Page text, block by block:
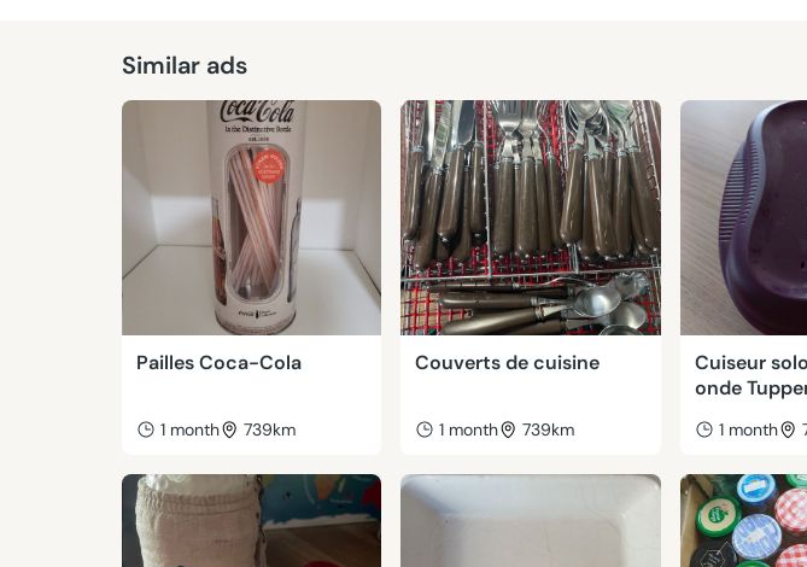
Similar ads
Pailles Coca-Cola
1 month 739km
Couverts de cuisine
1 month 739km
Cuiseur
onde
1 month